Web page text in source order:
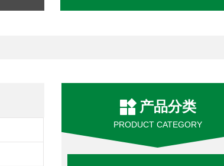
产品分类
PRODUCT CATEGORY